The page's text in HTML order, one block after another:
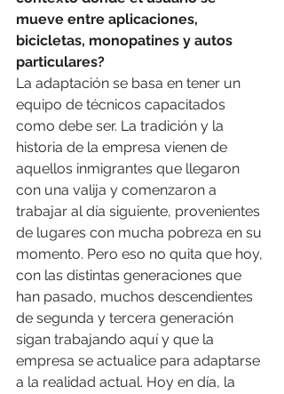
mueve entre aplicaciones,
bicicletas, monopatines y autos
particulares?
La adaptación se basa en tener un
equipo de técnicos capacitados
como debe ser. La tradición y la
historia de la empresa vienen de
aquellos inmigrantes que llegaron
con una valija y comenzaron a
trabajar al día siguiente, provenientes
de lugares con mucha pobreza en su
momento. Pero eso no quita que hoy,
con las distintas generaciones que
han pasado, muchos descendientes
de segunda y tercera generación
sigan trabajando aquí y que la
empresa se actualice para adaptarse
a la realidad actual. Hoy en día, la